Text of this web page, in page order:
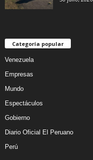
Categoría popular
Venezuela
Empresas
Mundo
Espectáculos
Gobierno
Diario Oficial El Peruano
Perú